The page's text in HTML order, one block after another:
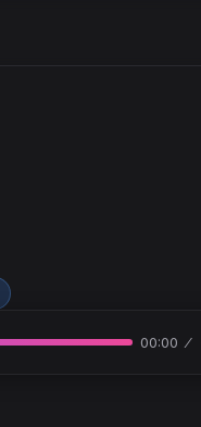
00:00